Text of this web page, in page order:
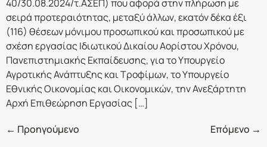
40/30.08.2024/τ.ΑΣΕΠ) που αφορά στην πλήρωση με
σειρά προτεραιότητας, μεταξύ άλλων, εκατόν δέκα έξι
(116) θέσεων μόνιμου προσωπικού και προσωπικού με
σχέση εργασίας Ιδιωτικού Δικαίου Αορίστου Χρόνου,
Πανεπιστημιακής Εκπαίδευσης, για το Υπουργείο
Αγροτικής Ανάπτυξης και Τροφίμων, το Υπουργείο
Εθνικής Οικονομίας και Οικονομικών, την Ανεξάρτητη
Αρχή Επιθεώρηση Εργασίας […]
← Προηγούμενο Επόμενο →